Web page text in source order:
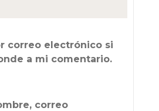
correo electrónico si
a mi comentario.
correo